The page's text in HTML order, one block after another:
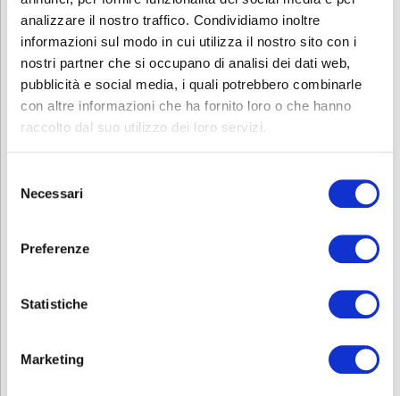
analizzare il nostro traffico. Condividiamo inoltre
informazioni sul modo in cui utilizza il nostro sito con i
nostri partner che si occupano di analisi dei dati web,
pubblicità e social media, i quali potrebbero combinarle
con altre informazioni che ha fornito loro o che hanno
raccolto dal suo utilizzo dei loro servizi.
delNecessari
Preferenze
Statistiche
Marketing
Contattaci, saremo lieti di presentarti la
nostra offerta formativa dedicata.
Contatti
Per avere ulteriori informazioni sul corso non esitare a contattare il